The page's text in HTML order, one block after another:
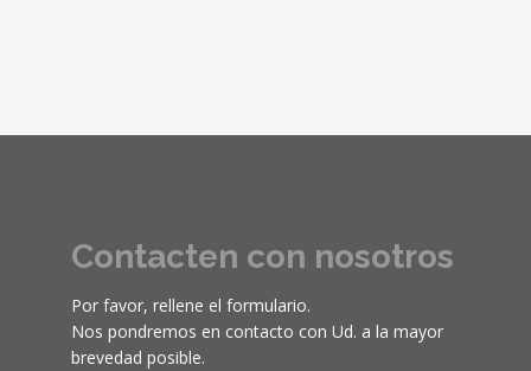
Contacten con nosotros
Por favor, rellene el formulario.
Nos pondremos en contacto con Ud. a la mayor
brevedad posible.